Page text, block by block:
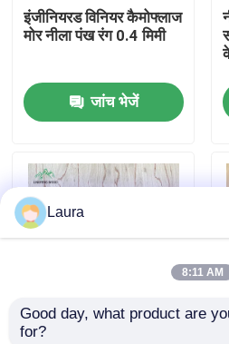
कारखाने का दौरा
गुणवत्ता नियंत्रण
हमसे संपर्क करें
समाचार
उद्धरण मांगें
इंजीनियरड विनियर कैमोफ्लाज
मोर नीला पंख रंग 0.4 मिमी
जांच भेजें
दुर्लभ बर्च बरल रंग 0.4 मिमी
Laura
8:11 AM
Good day, what product are
for?